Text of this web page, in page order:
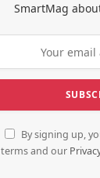
SmartMag
By signing up,
terms and our